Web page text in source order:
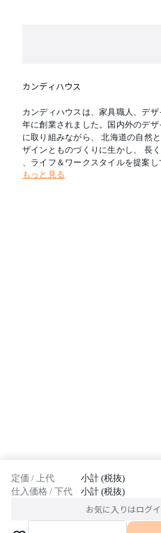
カンディハウス
カンディハウスは、家具職人、デ
年に創業されました。国内外のデ
に取り組みながら、 北海道の自然
ザインとものづくりに生かし、 長
、ライフ＆ワークスタイルを提案し
もっと見る
定価 / 上代 小計 (税抜)
仕入価格 / 下代 小計 (税抜)
お気に入りはログ